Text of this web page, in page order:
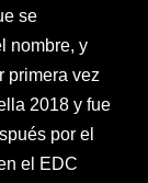
se
nombre, y
primera vez
2018 y fue
por el
el EDC